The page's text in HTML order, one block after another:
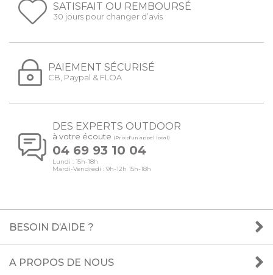
SATISFAIT OU REMBOURSÉ
30 jours pour changer d’avis
PAIEMENT SÉCURISÉ
CB, Paypal & FLOA
DES EXPERTS OUTDOOR
à votre écoute (Prix d'un appel local)
04 69 93 10 04
Lundi : 15h-18h
Mardi-Vendredi : 9h-12h 15h-18h
BESOIN D’AIDE ?
A PROPOS DE NOUS